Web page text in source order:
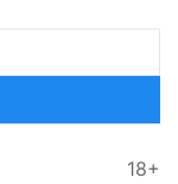
18+